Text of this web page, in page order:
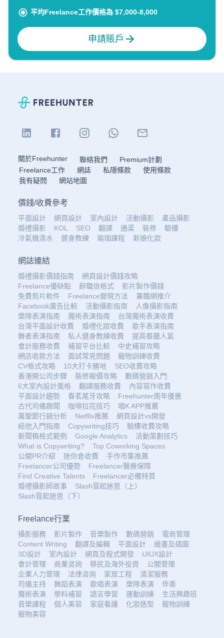
平均Freelance工作價格為 $7,000-8,000
申請賬戶
關於Freehunter 聯絡我們
Premium計劃
Freelance工作
網誌 私隱條款
使用條款
我有疑問
網站地圖
價錢/收費參考
平面設計 網頁設計 室內設計 活動攝影
產品攝影
婚禮攝影
KOL SEO 翻譯 通渠 裝修
驗樓
冷氣機滴水
健身教練 瑜珈課程 新娘化妝
網誌連結
婚禮攝影價錢指南
網頁設計價錢攻略
Freelance優缺點
辭職信格式
影片製作價錢
免費剪片軟件
Freelance變現方法
兼職網推介
Facebook廣告比較
活動攝影指南
人像攝影指南
樂隊表演指南
魔術表演指南
台灣魔術表演收費
台灣平面設計收費
婚禮化妝收費
歌手表演指南
舞者表演指南
私人健身教練收費
提高餐廳人氣
會計服務收費
補習平台比較
中史補習攻略
網店收款方法
面試常見問題
寵物訓練收費
CV格式攻略
10大打卡勝地
SEO收費攻略
香港開公司步驟
裝修報價攻略
數碼營銷入門
6大室內設計風格
翻譯服務收費
內容寫作收費
平面設計趨勢
春茗尾牙攻略
Freehunter周年優惠
古代司儀趣聞
咖啡拉花技巧
唱K APP推薦
萬聖節行銷分析
Netflix推薦
網頁設計vs開發
結他入門指南
Copywriting技巧
驗樓收費攻略
新聞稿格式範例
Google Analytics
活動策劃技巧
What is Copywriting?
Top Coworking Spaces
公關PR介紹
迷你倉收費
手作市集推薦
Freelancer公司優勢
Freelancer醫療保障
Find Creative Talents
Freelancer必備特質
婚禮攝影師故事
Slash冒起迷思（上）
Slash冒起迷思（下）
Freelance行業
攝影服務 影片製作 音樂製作 數碼營銷
電商管理
Content Writing
翻譯及編輯 平面設計
繪畫及插圖
3D設計
室內設計 網頁及程式開發
UIUX設計
會計管理
商業咨詢 移民及海外投資
公關管理
企業人力管理
法律咨詢 家居工程
清潔服務
司儀主持
舞蹈表演 歌唱表演 樂隊表演
伴奏
魔術表演
學科補習 語言學習 運動訓練
生活興趣班
音樂課程
個人美容 家庭看護 化妝造型
寵物訓練
寵物美容